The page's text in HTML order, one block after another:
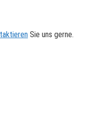
Sie uns gerne.